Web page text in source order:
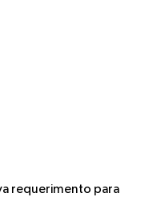
requerimento para